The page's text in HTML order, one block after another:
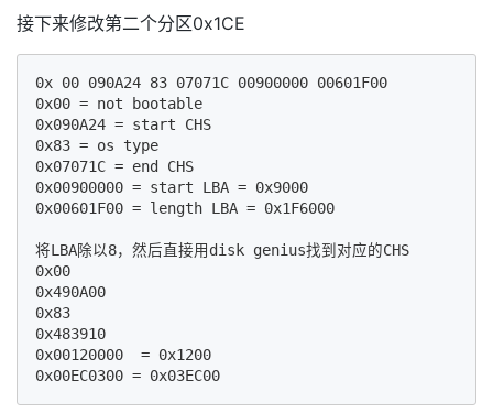
接下来修改第二个分区0x1CE
0x 00 090A24 83 07071C 00900000 00601F00
0x00 = not bootable
0x090A24 = start CHS
0x83 = os type
0x07071C = end CHS
0x00900000 = start LBA = 0x9000
0x00601F00 = length LBA = 0x1F6000
将LBA除以8，然后直接用disk genius找到对应的CHS
0x00
0x490A00
0x83
0x483910
0x00120000  = 0x1200